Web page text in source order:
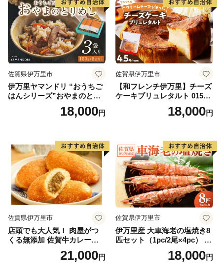
佐賀県伊万里市
伊万里ヤマンドリ “おうちご
はんシリーズ”おやまのとり
18,000円
佐賀県伊万里市
【和フレンチ伊万里】チーズ
ケーキブリュレタルト 015-F
18,000円
佐賀県伊万里市
店頭でも大人気！ 肉屋がつ
くる無添加 佐賀牛カレーパ
ン 10個 数量限定 155-J696
21,000円
佐賀県伊万里市
伊万里産 大車海老の塩焼き8
匹セット（1pc/2尾×4pc） 01
18,000円